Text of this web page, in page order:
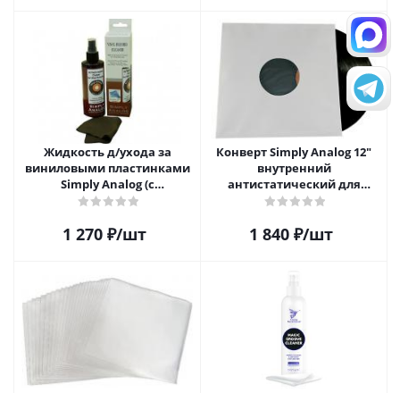
Жидкость д/ухода за
виниловыми пластинками
Simply Analog (с
распылителем, 200 мл) и
1 270₽/шт
Конверт Simply Analog 12"
внутренний
антистатический для
пластинок (25шт)
1 840₽/шт